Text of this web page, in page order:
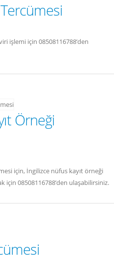
işlemi için 08508116788’den
Örneği
için, İngilizce nüfus kayıt örneği
için 08508116788’den ulaşabilirsiniz.